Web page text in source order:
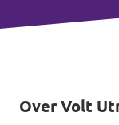
Volt Baarn
Volt Houten
Over Volt